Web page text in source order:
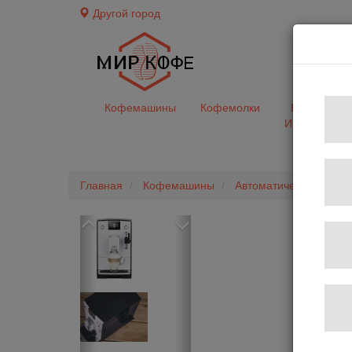
Другой город
Кофемашины Кофемолки
Кофе&Чай
Ингредиенты
Главная Кофемашины Автоматические
Previous